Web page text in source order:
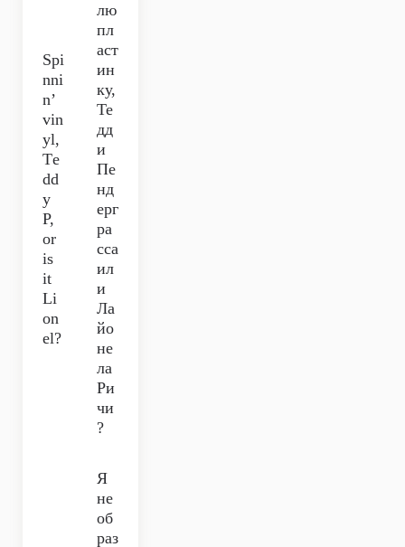
Spi
nni
n’
vin
yl,
Tе
dd
y
P,
or
is
it
Li
on
el?
лю
пл
аст
ин
ку,
Те
дд
и
Пе
нд
ерг
ра
сса
ил
и
Ла
йо
не
ла
Ри
чи
?
Я
не
об
раз